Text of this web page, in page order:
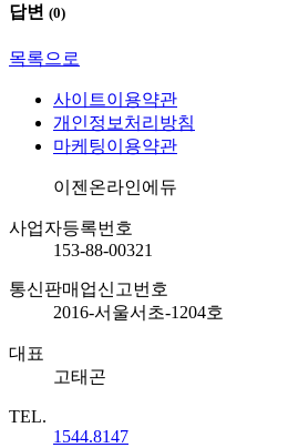
답변 (0)
목록으로
사이트이용약관
개인정보처리방침
마케팅이용약관
회사명이젠온라인에듀
사업자등록번호
153-88-00321
통신판매업신고번호
2016-서울서초-1204호
대표
고태곤
TEL.
1544.8147